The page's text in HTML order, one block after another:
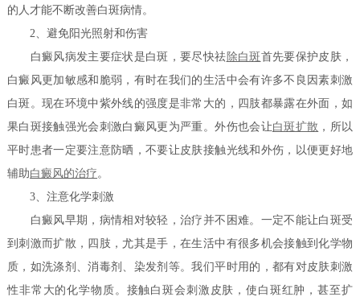
的人才能不断改善白斑病情。
2、避免阳光照射和伤害
白癜风病发主要症状是白斑，要尽快祛 除白斑首先要保护皮肤，
白癜风更加敏感和脆弱，有时在我们的生活中会有许多不良因素刺激
白斑。现在环境中紫外线的强度是非常大的，四肢都暴露在外面，如
果白斑接触强光会刺激白癜风更为严重。外伤也会让白斑扩散 ，所以
平时患者一定要注意防晒，不要让皮肤接触光线和外伤，以便更好地
辅助白癜风的治疗。
3、注意化学刺激
白癜风早期，病情相对较轻，治疗并不困难。一定不能让白斑受
到刺激而扩散，四肢，尤其是手，在生活中有很多机会接触到化学物
质，如洗涤剂、消毒剂、染发剂等。我们平时用的，都有对皮肤刺激
性非常大的化学物质。接触白斑会刺激皮肤，使白斑红肿，甚至扩